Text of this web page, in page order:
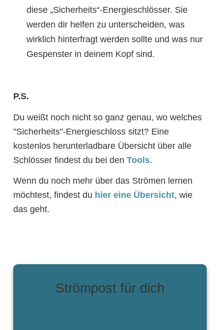
diese „Sicherheits“-Energieschlösser. Sie
werden dir helfen zu unterscheiden, was
wirklich hinterfragt werden sollte und was nur
Gespenster in deinem Kopf sind.
P.S.
Du weißt noch nicht so ganz genau, wo welches
"Sicherheits"-Energieschloss sitzt? Eine
kostenlos herunterladbare Übersicht über alle
Schlösser findest du bei den Tools.
Wenn du noch mehr über das Strömen lernen
möchtest, findest du hier eine Übersicht, wie
das geht.
Strömpost für dich